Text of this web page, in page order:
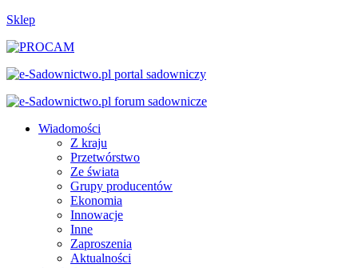
Sklep
Wiadomości
Z kraju
Przetwórstwo
Ze świata
Grupy producentów
Ekonomia
Innowacje
Inne
Zaproszenia
Aktualności